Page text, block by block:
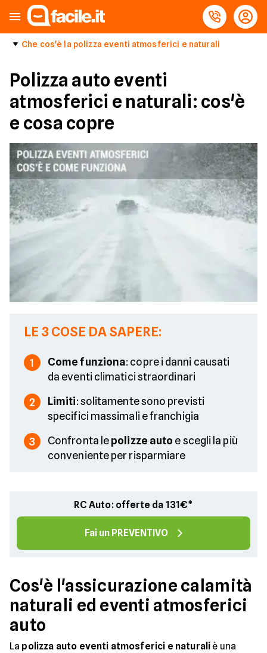
Che cos'è la polizza eventi atmosferici e naturali
Polizza auto eventi
atmosferici e naturali: cos'è
e cosa copre
LE 3 COSE DA SAPERE:
1 Come funziona: copre i danni causati
da eventi climatici straordinari
2 Limiti: solitamente sono previsti
specifici massimali e franchigia
3 Confronta lepolizze auto e scegli la più
conveniente per risparmiare
RC Auto: offerte da 131€*
Fai un PREVENTIVO
Cos'è l'assicurazione calamità
naturali ed eventi atmosferici
auto
La polizza auto eventi atmosferici e naturali è una